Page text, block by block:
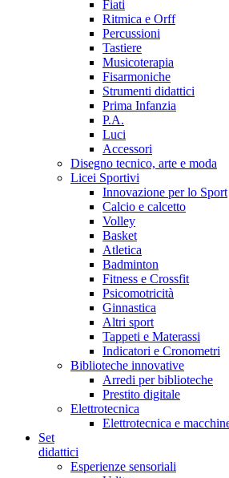
Fiati
Ritmica e Orff
Percussioni
Tastiere
Musicoterapia
Fisarmoniche
Strumenti didattici
Prima Infanzia
P.A.
Luci
Accessori
Disegno tecnico, arte e moda
Licei Sportivi
Innovazione per lo Sport
Calcio e calcetto
Volley
Basket
Atletica
Badminton
Fitness e Crossfit
Psicomotricità
Ginnastica
Altri sport
Tappeti e Materassi
Indicatori e Cronometri
Biblioteche innovative
Arredi per biblioteche
Prestito digitale
Elettrotecnica
Elettrotecnica e
Set
didattici
Esperienze sensoriali